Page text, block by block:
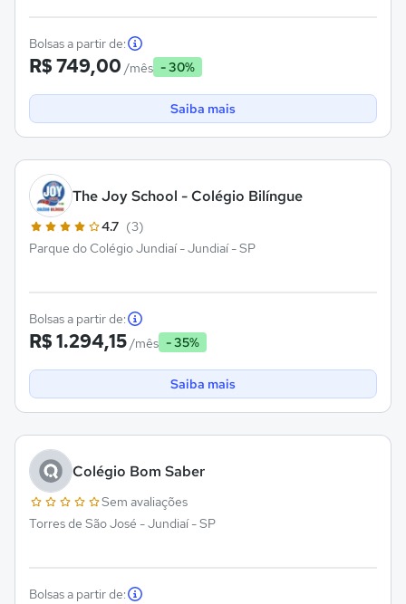
Bolsas a partir de:
R$ 749,00 /mês - 30%
Saiba mais
The Joy School - Colégio Bilíngue
4.7 (3)
Parque do Colégio Jundiaí - Jundiaí - SP
Bolsas a partir de:
R$ 1.294,15/mês - 35%
Saiba mais
Colégio Bom Saber
Sem avaliações
Torres de São José - Jundiaí - SP
Bolsas a partir de: